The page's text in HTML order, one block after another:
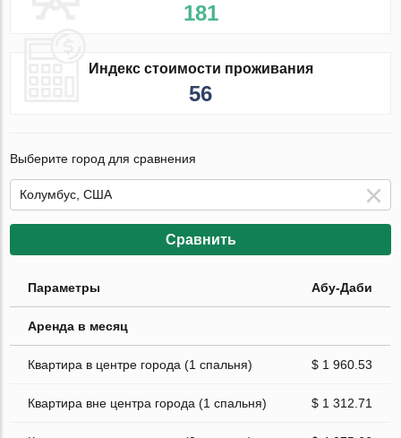
181
Индекс стоимости проживания
56
Выберите город для сравнения
Сравнить
Параметры Абу-Даби
Аренда в месяц
Квартира в центре города (1 спальня) $ 1 960.53
Квартира вне центра города (1 спальня) $ 1 312.71